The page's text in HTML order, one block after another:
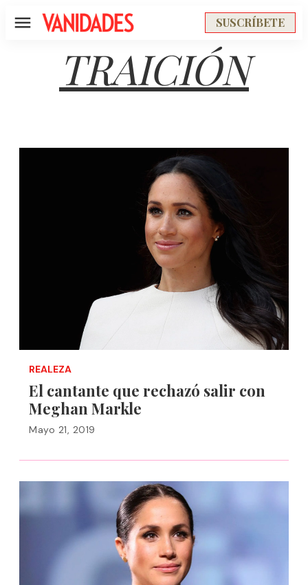
Menú SUSCRÍBETE
TRAICIÓN
REALEZA
El cantante que rechazó salir con
Meghan Markle
Mayo 21, 2019